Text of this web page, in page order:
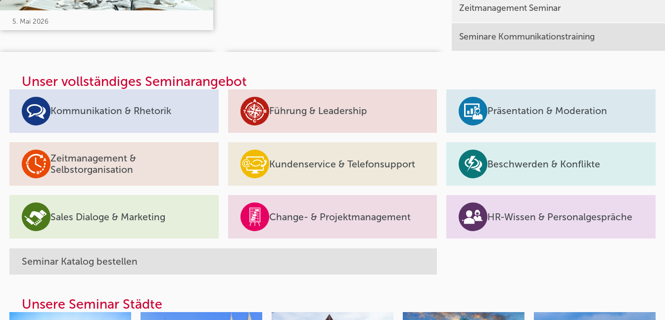
5. Mai 2026
Zeitmanagement Seminar
Seminare Kommunikationstraining
Unser vollständiges Seminarangebot
Kommunikation & Rhetorik Führung & Leadership Präsentation & Moderation
Zeitmanagement &
Selbstorganisation
Kundenservice & Telefonsupport Beschwerden & Konflikte
Sales Dialoge & Marketing Change- & Projektmanagement HR-Wissen & Personalgespräche
Seminar Katalog bestellen
Unsere Seminar Städte